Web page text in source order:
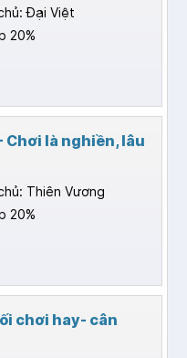
Đại Việt
20%
Chơi là nghiền, lâu
Thiên Vương
20%
chơi hay- cân